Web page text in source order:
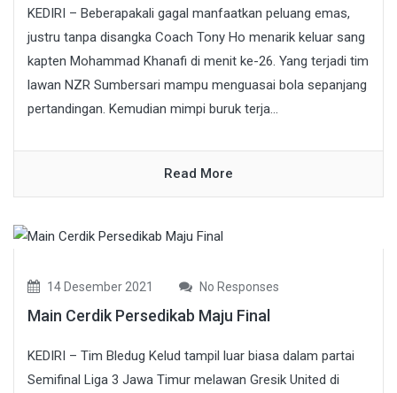
KEDIRI – Beberapakali gagal manfaatkan peluang emas,
justru tanpa disangka Coach Tony Ho menarik keluar sang
kapten Mohammad Khanafi di menit ke-26. Yang terjadi tim
lawan NZR Sumbersari mampu menguasai bola sepanjang
pertandingan. Kemudian mimpi buruk terja...
Read More
14 Desember 2021 No Responses
Main Cerdik Persedikab Maju Final
KEDIRI – Tim Bledug Kelud tampil luar biasa dalam partai
Semifinal Liga 3 Jawa Timur melawan Gresik United di